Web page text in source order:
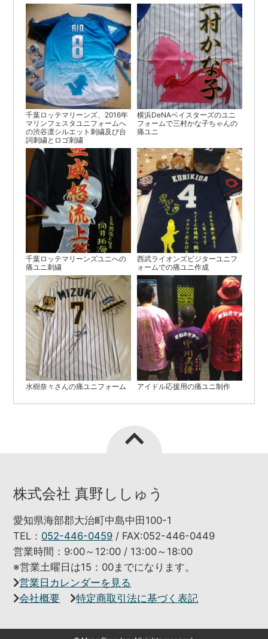
千葉ロッテマリーンズ、2016年
マリンフェスタユニフォームへ
の渋谷凛シルエット刺繍及び台
詞刺繍とロゴ刺繍
横浜DeNAベイスターズのユニ
フォームで三村かな子ちゃんの
痛ユニ
千葉ロッテマリーンズユニへの
痛ユニ刺繍
西武ライオンズビジターユニフ
ォームでの痛ユニ作成
水樹奈々さんの痛ユニフォーム アイドル応援用の痛ユニ制作
株式会社 真野ししゅう
愛知県海部郡大治町中島中田100-1
TEL： 052-446-0459 / FAX:052-446-0449
営業時間：9:00～12:00 / 13:00～18:00
※営業土曜日は15：00までになります。
営業日カレンダーを見る
会社概要
特定商取引法に基づく表記